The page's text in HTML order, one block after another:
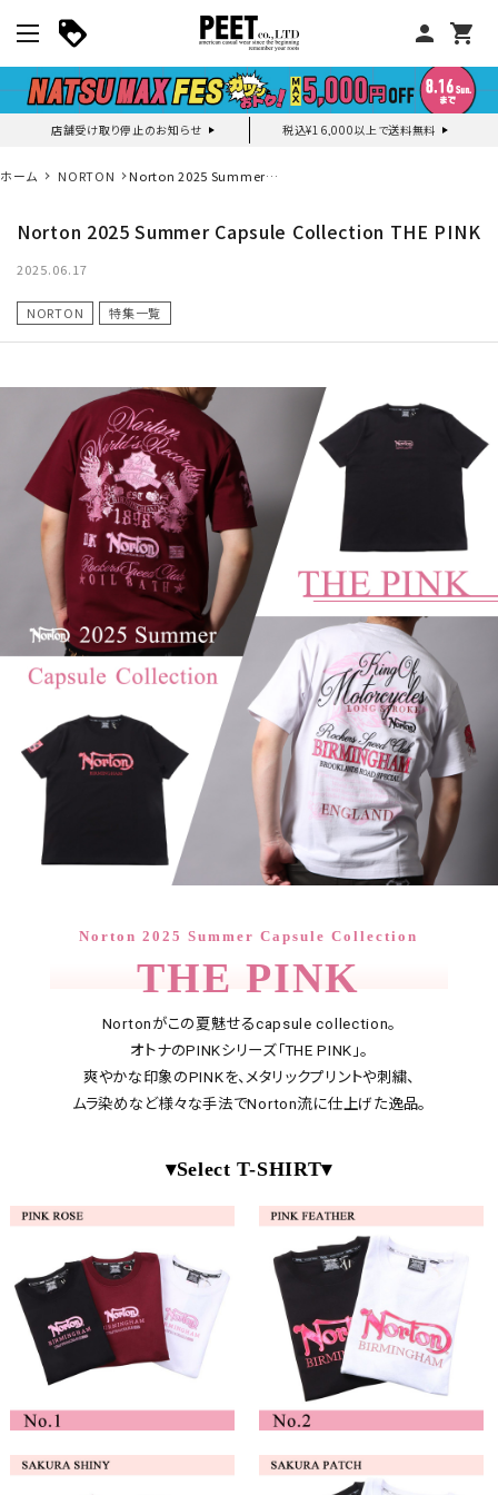
person shopping_cart
店舗受け取り停止のお知らせ 税込¥16,000以上で送料無料
マイページ
新作アイテム
詳しい条件から探す
ホーム NORTON
Norton 2025 Summer
Norton 2025 Summer Capsule Collection THE PINK
2025.06.17
NORTON 特集一覧
Norton 2025 Summer Capsule Collection
THE PINK
Nortonがこの夏魅せるcapsule collection。
オトナのPINKシリーズ「THE PINK」。
爽やかな印象のPINKを、メタリックプリントや刺繍、
ムラ染めなど様々な手法でNorton流に仕上げた逸品。
▾Select T-SHIRT▾